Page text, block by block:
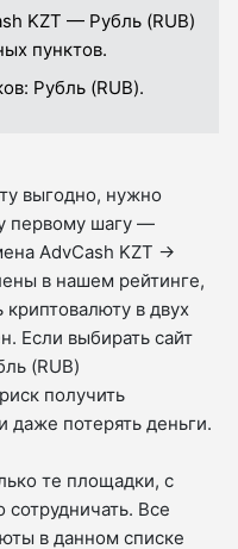
KZT — Рубль (RUB)
пунктов.
Рубль (RUB).
выгодно, нужно
первому шагу —
AdvCash KZT →
в нашем рейтинге,
в двух
Если выбирать сайт
(RUB)
получить
потерять деньги.
те площадки, с
Все
в данном списке